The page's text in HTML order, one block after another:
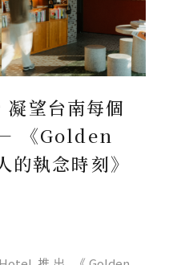
凝望台南每個
《Golden
執念時刻》